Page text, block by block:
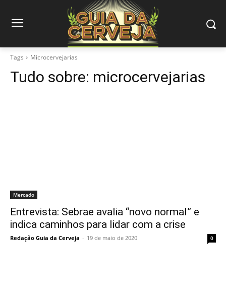
Tags Microcervejarias
Tudo sobre: microcervejarias
Mercado
Entrevista: Sebrae avalia “novo normal” e
indica caminhos para lidar com a crise
Redação Guia da Cerveja - 19 de maio de 2020 0